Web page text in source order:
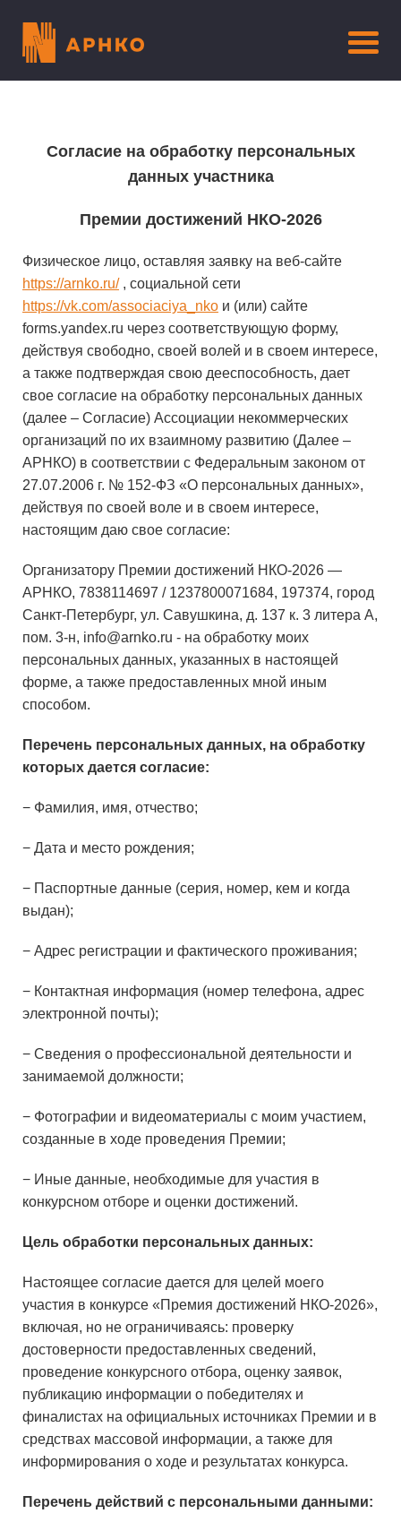
Согласие на обработку персональных
данных участника
Премии достижений НКО-2026
Физическое лицо, оставляя заявку на веб-сайте
https://arnko.ru/, социальной сети
https://vk.com/associaciya_nko и (или) сайте
forms.yandex.ru через соответствующую форму,
действуя свободно, своей волей и в своем интересе,
а также подтверждая свою дееспособность, дает
свое согласие на обработку персональных данных
(далее – Согласие) Ассоциации некоммерческих
организаций по их взаимному развитию (Далее –
АРНКО) в соответствии с Федеральным законом от
27.07.2006 г. № 152-ФЗ «О персональных данных»,
действуя по своей воле и в своем интересе,
настоящим даю свое согласие:
Организатору Премии достижений НКО-2026 —
АРНКО, 7838114697 / 1237800071684, 197374, город
Санкт-Петербург, ул. Савушкина, д. 137 к. 3 литера А,
пом. 3-н, info@arnko.ru - на обработку моих
персональных данных, указанных в настоящей
форме, а также предоставленных мной иным
способом.
Перечень персональных данных, на обработку
которых дается согласие:
− Фамилия, имя, отчество;
− Дата и место рождения;
− Паспортные данные (серия, номер, кем и когда
выдан);
− Адрес регистрации и фактического проживания;
− Контактная информация (номер телефона, адрес
электронной почты);
− Сведения о профессиональной деятельности и
занимаемой должности;
− Фотографии и видеоматериалы с моим участием,
созданные в ходе проведения Премии;
− Иные данные, необходимые для участия в
конкурсном отборе и оценки достижений.
Цель обработки персональных данных:
Настоящее согласие дается для целей моего
участия в конкурсе «Премия достижений НКО-2026»,
включая, но не ограничиваясь: проверку
достоверности предоставленных сведений,
проведение конкурсного отбора, оценку заявок,
публикацию информации о победителях и
финалистах на официальных источниках Премии и в
средствах массовой информации, а также для
информирования о ходе и результатах конкурса.
Перечень действий с персональными данными: